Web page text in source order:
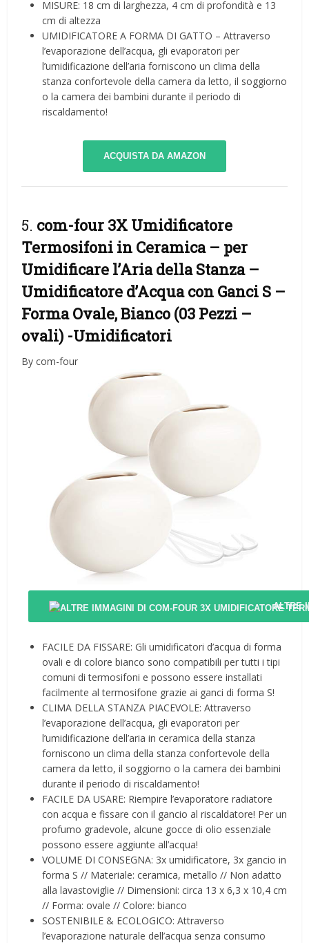
MISURE: 18 cm di larghezza, 4 cm di profondità e 13
cm di altezza
UMIDIFICATORE A FORMA DI GATTO – Attraverso
l’evaporazione dell’acqua, gli evaporatori per
l’umidificazione dell’aria forniscono un clima della
stanza confortevole della camera da letto, il soggiorno
o la camera dei bambini durante il periodo di
riscaldamento!
ACQUISTA DA AMAZON
5. com-four 3X Umidificatore
Termosifoni in Ceramica – per
Umidificare l’Aria della Stanza –
Umidificatore d’Acqua con Ganci S –
Forma Ovale, Bianco (03 Pezzi –
ovali) -Umidificatori
By com-four
ALTRE
FACILE DA FISSARE: Gli umidificatori d’acqua di forma
ovali e di colore bianco sono compatibili per tutti i tipi
comuni di termosifoni e possono essere installati
facilmente al termosifone grazie ai ganci di forma S!
CLIMA DELLA STANZA PIACEVOLE: Attraverso
l’evaporazione dell’acqua, gli evaporatori per
l’umidificazione dell’aria in ceramica della stanza
forniscono un clima della stanza confortevole della
camera da letto, il soggiorno o la camera dei bambini
durante il periodo di riscaldamento!
FACILE DA USARE: Riempire l’evaporatore radiatore
con acqua e fissare con il gancio al riscaldatore! Per un
profumo gradevole, alcune gocce di olio essenziale
possono essere aggiunte all’acqua!
VOLUME DI CONSEGNA: 3x umidificatore, 3x gancio in
forma S // Materiale: ceramica, metallo // Non adatto
alla lavastoviglie // Dimensioni: circa 13 x 6,3 x 10,4 cm
// Forma: ovale // Colore: bianco
SOSTENIBILE & ECOLOGICO: Attraverso
l’evaporazione naturale dell’acqua senza consumo